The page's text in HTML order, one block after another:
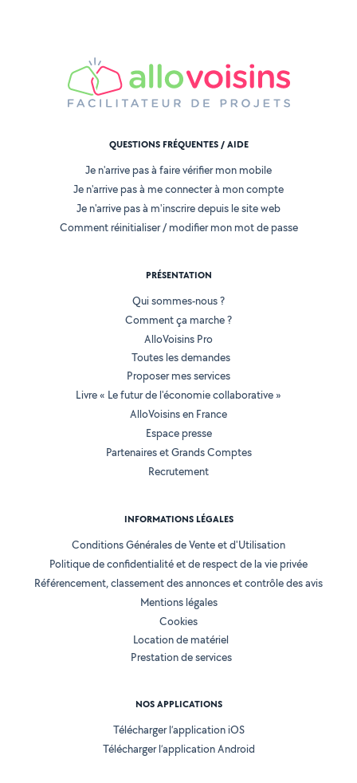
QUESTIONS FRÉQUENTES / AIDE
Je n'arrive pas à faire vérifier mon mobile
Je n'arrive pas à me connecter à mon compte
Je n'arrive pas à m'inscrire depuis le site web
Comment réinitialiser / modifier mon mot de passe
PRÉSENTATION
Qui sommes-nous ?
Comment ça marche ?
AlloVoisins Pro
Toutes les demandes
Proposer mes services
Livre « Le futur de l'économie collaborative »
AlloVoisins en France
Espace presse
Partenaires et Grands Comptes
Recrutement
INFORMATIONS LÉGALES
Conditions Générales de Vente et d'Utilisation
Politique de confidentialité et de respect de la vie privée
Référencement, classement des annonces et contrôle des avis
Mentions légales
Cookies
Location de matériel
Prestation de services
NOS APPLICATIONS
Télécharger l’application iOS
Télécharger l’application Android